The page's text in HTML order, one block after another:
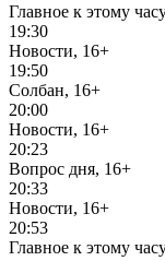
Главное к этому
19:30
Новости, 16+
19:50
Солбан, 16+
20:00
Новости, 16+
20:23
Вопрос дня, 16+
20:33
Новости, 16+
20:53
Главное к этому